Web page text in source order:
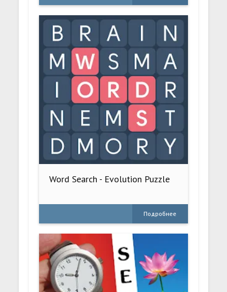
Word Search - Evolution Puzzle
Подробнее